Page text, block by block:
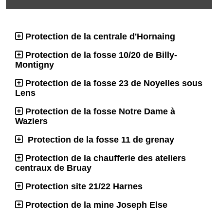
Protection de la centrale d'Hornaing
Protection de la fosse 10/20 de Billy-
Montigny
Protection de la fosse 23 de Noyelles sous
Lens
Protection de la fosse Notre Dame à
Waziers
Protection de la fosse 11 de grenay
Protection de la chaufferie des ateliers
centraux de Bruay
Protection site 21/22 Harnes
Protection de la mine Joseph Else